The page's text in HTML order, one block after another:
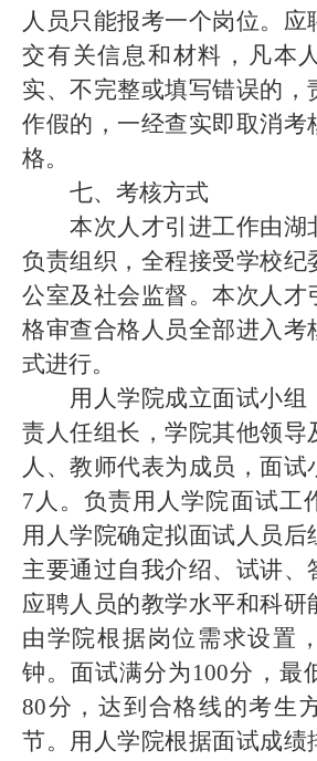
人员只能报考一个岗位。应
交有关信息和材料，凡本
实、不完整或填写错误的，
作假的，一经查实即取消考
格。
七、考核方式
本次人才引进工作由湖
负责组织，全程接受学校纪
公室及社会监督。本次人才
格审查合格人员全部进入考
式进行。
用人学院成立面试小组
责人任组长，学院其他领导
人、教师代表为成员，面试
7 人。负责用人学院面试工
用人学院确定拟面试人员后
主要通过自我介绍、试讲、
应聘人员的教学水平和科研
由学院根据岗位需求设置
钟。面试满分为 100分，最
80分，达到合格线的考生
节。用人学院根据面试成绩